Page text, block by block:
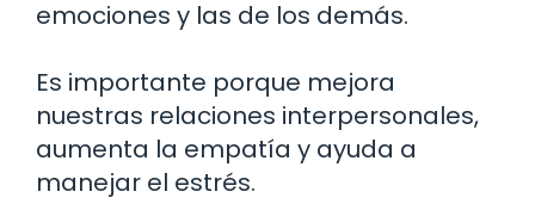
emociones y las de los demás.
Es importante porque mejora
nuestras relaciones interpersonales,
aumenta la empatía y ayuda a
manejar el estrés.